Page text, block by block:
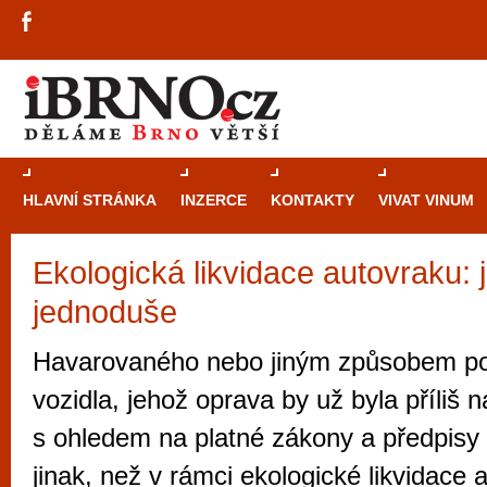
HLAVNÍ STRÁNKA INZERCE KONTAKTY VIVAT VINUM
Ekologická likvidace autovraku:
jednoduše
Havarovaného nebo jiným způsobem
vozidla, jehož oprava by už byla příliš
s ohledem na platné zákony a
jinak, než v rámci ekologické likvidace
Průvodce
Brno je
zajímavé
restaurace,
Mimo jiné je ale také místem, kde si